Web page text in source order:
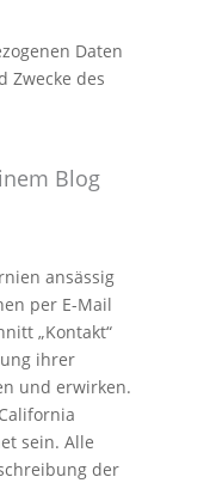
Daten
Zwecke des
Blog
ansässig
per E-Mail
„Kontakt“
ihrer
und erwirken.
sein. Alle
der